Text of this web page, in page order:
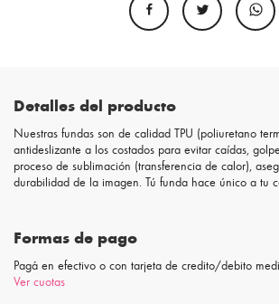
Detalles del producto
Nuestras fundas son de calidad TPU (poliuretano
antideslizante a los costados para evitar caídas,
proceso de sublimación (transferencia de calor),
durabilidad de la imagen. Tú funda hace único a tu
Formas de pago
Pagá en efectivo o con tarjeta de credito/debito
Ver cuotas